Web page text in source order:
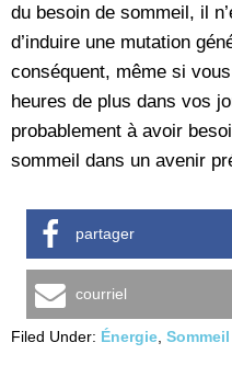
du besoin de sommeil, il
d’induire une mutation
conséquent, même si
heures de plus dans vos
probablement à avoir
sommeil dans un avenir
partager
courriel
Filed Under: Énergie Sommeil